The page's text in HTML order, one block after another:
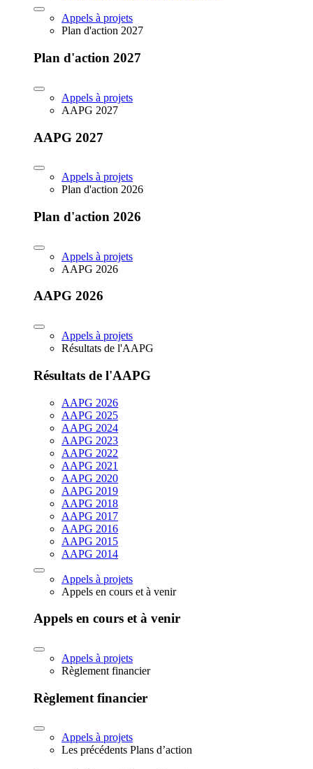
Appels à projets
Plan d'action 2027
Plan d'action 2027
Appels à projets
AAPG 2027
AAPG 2027
Appels à projets
Plan d'action 2026
Plan d'action 2026
Appels à projets
AAPG 2026
AAPG 2026
Appels à projets
Résultats de l'AAPG
Résultats de l'AAPG
AAPG 2026
AAPG 2025
AAPG 2024
AAPG 2023
AAPG 2022
AAPG 2021
AAPG 2020
AAPG 2019
AAPG 2018
AAPG 2017
AAPG 2016
AAPG 2015
AAPG 2014
Appels à projets
Appels en cours et à venir
Appels en cours et à venir
Appels à projets
Règlement financier
Règlement financier
Appels à projets
Les précédents Plans d’action